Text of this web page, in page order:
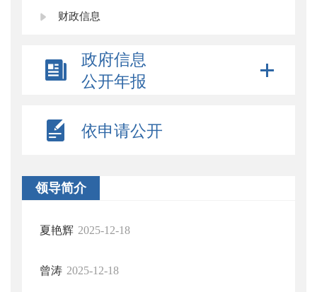
财政信息
政府信息
公开年报
依申请公开
领导简介
夏艳辉 2025-12-18
曾涛 2025-12-18